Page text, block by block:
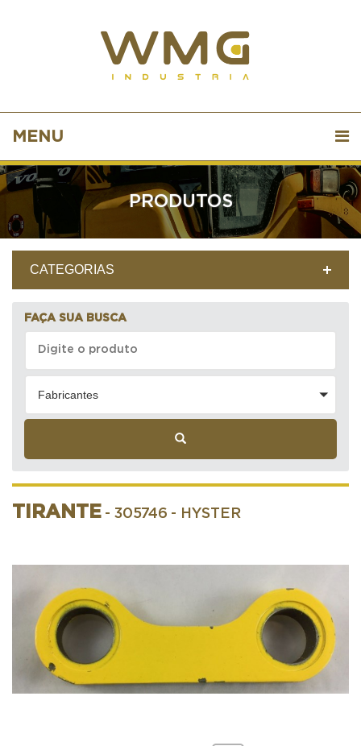
MENU
PRODUTOS
CATEGORIAS
FAÇA SUA BUSCA
Fabricantes
TIRANTE - 305746 - HYSTER